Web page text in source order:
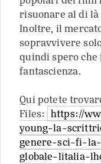
risuonare al di
Inoltre, il
sopravvivere
quindi spero
fantascienza.
Qui potete
Files: https://
young-la-
genere-sci-fi-
globale-litalia-